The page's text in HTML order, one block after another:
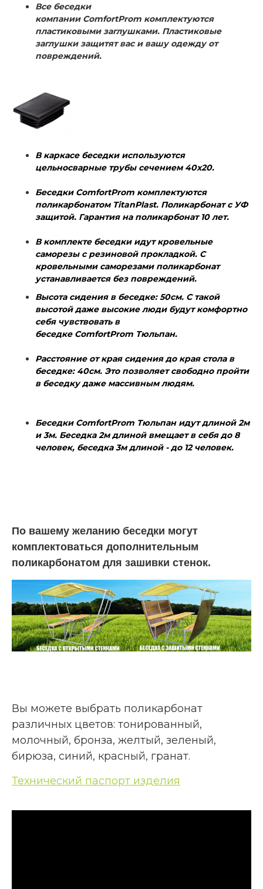
Все беседки
компании ComfortProm комплектуются
пластиковыми заглушками. Пластиковые
заглушки защитят вас и вашу одежду от
повреждений.
В каркасе беседки используются
цельносварные трубы сечением 40х20.
Беседки ComfortProm комплектуются
поликарбонатом TitanPlast. Поликарбонат с УФ
защитой. Гарантия на поликарбонат 10 лет.
В комплекте беседки идут кровельные
саморезы с резиновой прокладкой. С
кровельными саморезами поликарбонат
устанавливается без повреждений.
Высота сидения в беседке: 50см. С такой
высотой даже высокие люди будут комфортно
себя чувствовать в
беседке ComfortProm Тюльпан.
Расстояние от края сидения до края стола в
беседке: 40см. Это позволяет свободно пройти
в беседку даже массивным людям.
Беседки ComfortProm Тюльпан идут длиной 2м
и 3м. Беседка 2м длиной вмещает в себя до 8
человек, беседка 3м длиной - до 12 человек.
По вашему желанию беседки могут
комплектоваться дополнительным
поликарбонатом для зашивки стенок.
Вы можете выбрать поликарбонат
различных цветов: тонированный,
молочный, бронза, желтый, зеленый,
бирюза, синий, красный, гранат.
Технический паспорт изделия